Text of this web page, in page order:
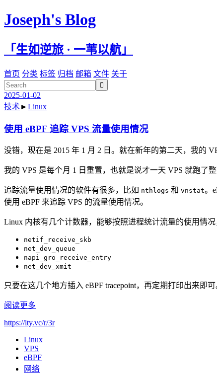
Joseph's Blog
「生如逆旅 · 一苇以航」
首页 分类 标签 归档 邮箱 文件 关于

2025-01-02
技术►Linux
使用 eBPF 追踪 VPS 流量使用情况
没错，现在是 2015 年 1 月 2 日。就在新年的第二天，我的
我的 VPS 是每个月 1 日重置，也就是说才一天 VPS 就跑了
追踪流量使用情况的软件有很多，比如 nthlogs 和 vnstat。
使用 eBPF 来追踪 VPS 的流量使用情况。
Linux 内核有几个计数器，能够按照进程统计流量的使用情况
netif_receive_skb
net_dev_queue
napi_gro_receive_entry
net_dev_xmit
只要在这几个地方插入 eBPF tracepoint，再定期打印出来即可
阅读更多
https://lty.vc/r/3r
Linux
VPS
eBPF
网络